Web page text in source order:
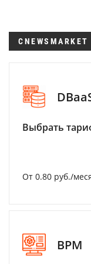
CNEWSMARKET
Выбрать
От 0.80 руб./
BPM